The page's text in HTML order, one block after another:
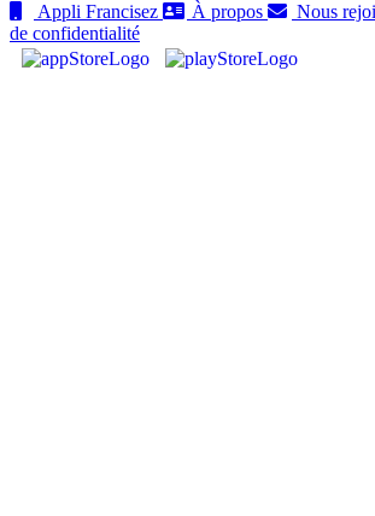
Appli Francisez
À propos Nous
de confidentialité